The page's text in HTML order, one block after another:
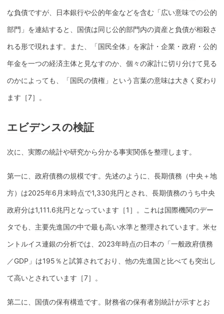
な負債ですが、
日本銀行や公的年金などを含む「広い意味での公的
部門」を連結すると、 国債は同じ公的部門内の資産と負債が相殺さ
れる形で現れます。また、「国民全体」を家計・企業・政府・ 公的
年金を一つの経済主体と見なすのか、個々の家計に切り分けて見る
のかによっても、「国民の債権」という言葉の意味は大きく変わり
ます［7］。
エビデンスの検証
次に、実際の統計や研究から分かる事実関係を整理します。
第一に、政府債務の規模です。先述のように、長期債務（中央＋地
方）は2025年6月末時点で1,330兆円とされ、長期債務のうち中央
政府分は1,111.6兆円となっています［1］。これは国際機関のデー
タでも、 主要先進国の中で最も高い水準と整理されています。米セ
ントルイス連銀の分析では、2023年時点の日本の「一般政府債務
／GDP 」は195％と試算されており、他の先進国と比べても突出し
て高いとされています［7］。
第二に、 国債の保有構造です。 財務省の保有者別統計が示すとお